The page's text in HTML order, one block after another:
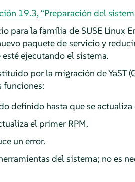
19.3, “Preparación del
para la familia de SUSE Linux
paquete de servicio y
ejecutando el sistema.
por la migración de YaST
funciones:
definido hasta que se actualiza
el primer RPM.
un error.
del sistema; no es